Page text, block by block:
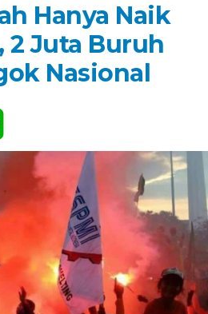
Hanya Naik
2 Juta Buruh
Nasional